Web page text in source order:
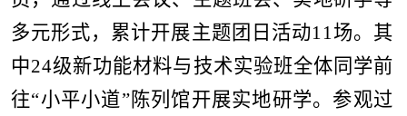
多元形式， 累计开展主题团日活动11场。其
中24级新功能材料与技术实验班全体同学前
往“小平小道”陈列馆开展实地研学。参观过